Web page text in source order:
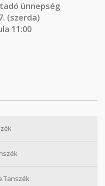
ünnepség
(szerda)
11:00
Tanszék